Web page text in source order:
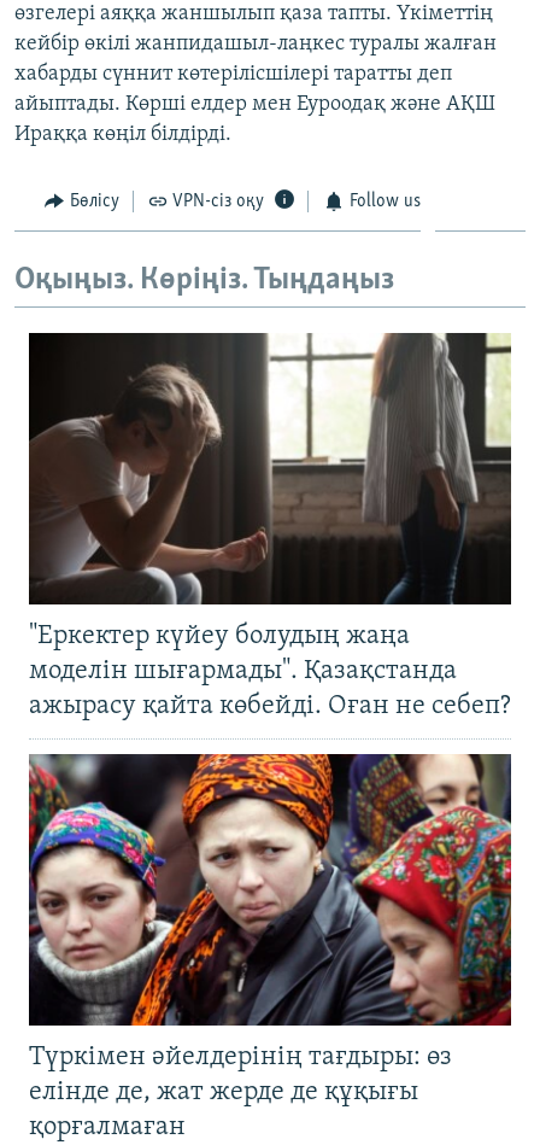
өзгелері аяққа жаншылып қаза тапты. Үкіметтің
кейбір өкілі жанпидашыл-лаңкес туралы жалған
хабарды сүннит көтерілісшілері таратты деп
айыптады. Көрші елдер мен Еуроодақ және АҚШ
Ираққа көңіл білдірді.
Бөлісу VPN-сіз оқу Follow us
Оқыңыз. Көріңіз. Тыңдаңыз
"Еркектер күйеу болудың жаңа
моделін шығармады". Қазақстанда
ажырасу қайта көбейді. Оған не себеп?
Түркімен әйелдерінің тағдыры: өз
елінде де, жат жерде де құқығы
қорғалмаған